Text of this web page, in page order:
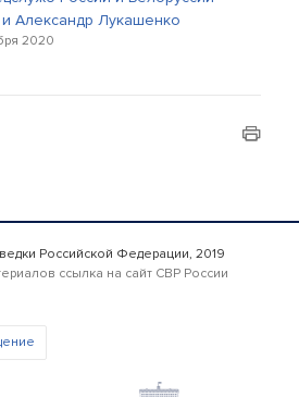
Александр Лукашенко
2020
Российской Федерации, 2019
ссылка на сайт СВР России